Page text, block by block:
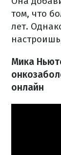
том, что
лет.
Мика
онлайн